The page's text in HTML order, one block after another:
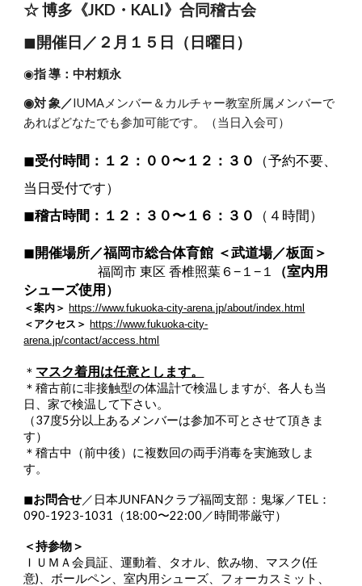
☆ 博多 《JKD・KALI》合同稽古会
◼︎ 開催日／２月１５日（日曜日）
◉指 導：中村頼永
◉対 象／IUMAメンバー＆カルチャー教室所属メンバーで
あればどなたでも参加可能です。（当日入会可）
◼︎受付時間：１２：００〜１２：３０
（予約不要、
当日受付です）
◼︎稽古時間：１２：３０〜１６：３０ （４時間）
◼︎ 開催場所／福岡市総合体育館 ＜武道場／板面＞
福岡市 東区 香椎照葉６−１−１ （室内用
シューズ使用 ）
＜案内＞ https://www.fukuoka-city-arena.jp/about/index.html
＜アクセス＞ https://www.fukuoka-city-
arena.jp/contact/access.html
＊ マスク着用は任意とします。
＊稽古前に非接触型の体温計で検温しますが、各人も当
日、家で検温して下さい。
（37度5分以上あるメンバーは参加不可とさせて頂きま
す）
＊稽古中（前中後）に複数回の両手消毒を実施致しま
す。
◼︎お問合せ／日本JUNFANクラブ福岡支部：鬼塚／TEL：
090-1923-1031（18:00〜22:00／時間帯厳守）
＜持参物＞
ＩＵＭＡ会員証、運動着、タオル、飲み物、マスク(任
意)、ボールペン、室内用シューズ、フォーカスミット、